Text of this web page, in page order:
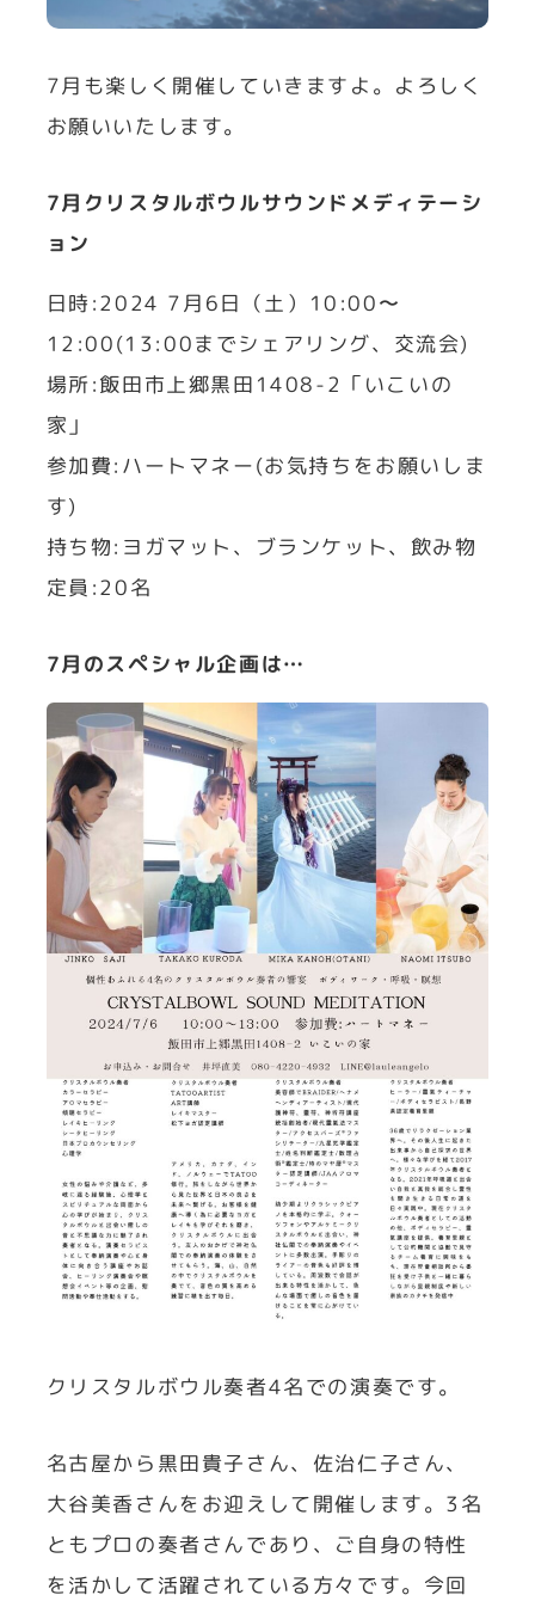
7月も楽しく開催していきますよ。よろしく
お願いいたします。
7月クリスタルボウルサウンドメディテーシ
ョン
日時:2024 7月6日（土）10:00〜
12:00(13:00までシェアリング、交流会)
場所:飯田市上郷黒田1408-2「いこいの
家」
参加費:ハートマネー(お気持ちをお願いしま
す)
持ち物:ヨガマット、ブランケット、飲み物
定員:20名
7月のスペシャル企画は…
クリスタルボウル奏者4名での演奏です。
名古屋から黒田貴子さん、佐治仁子さん、
大谷美香さんをお迎えして開催します。3名
ともプロの奏者さんであり、ご自身の特性
を活かして活躍されている方々です。今回